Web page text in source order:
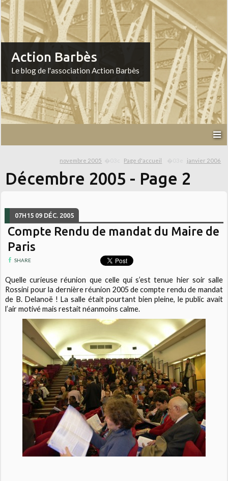
Action Barbès
Le blog de l'association Action Barbès
novembre 2005 Page d'accueil janvier 2006
Décembre 2005 - Page 2
07H15 09 DÉC. 2005
Compte Rendu de mandat du Maire de
Paris
SHARE
Quelle curieuse réunion que celle qui s’est tenue hier soir salle
Rossini pour la dernière réunion 2005 de compte rendu de mandat
de B. Delanoë ! La salle était pourtant bien pleine, le public avait
l’air motivé mais restait néanmoins calme.